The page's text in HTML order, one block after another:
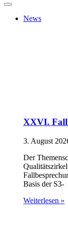
News
XXVI.
3. August
Der
Basis der S3-
Weiterlesen »